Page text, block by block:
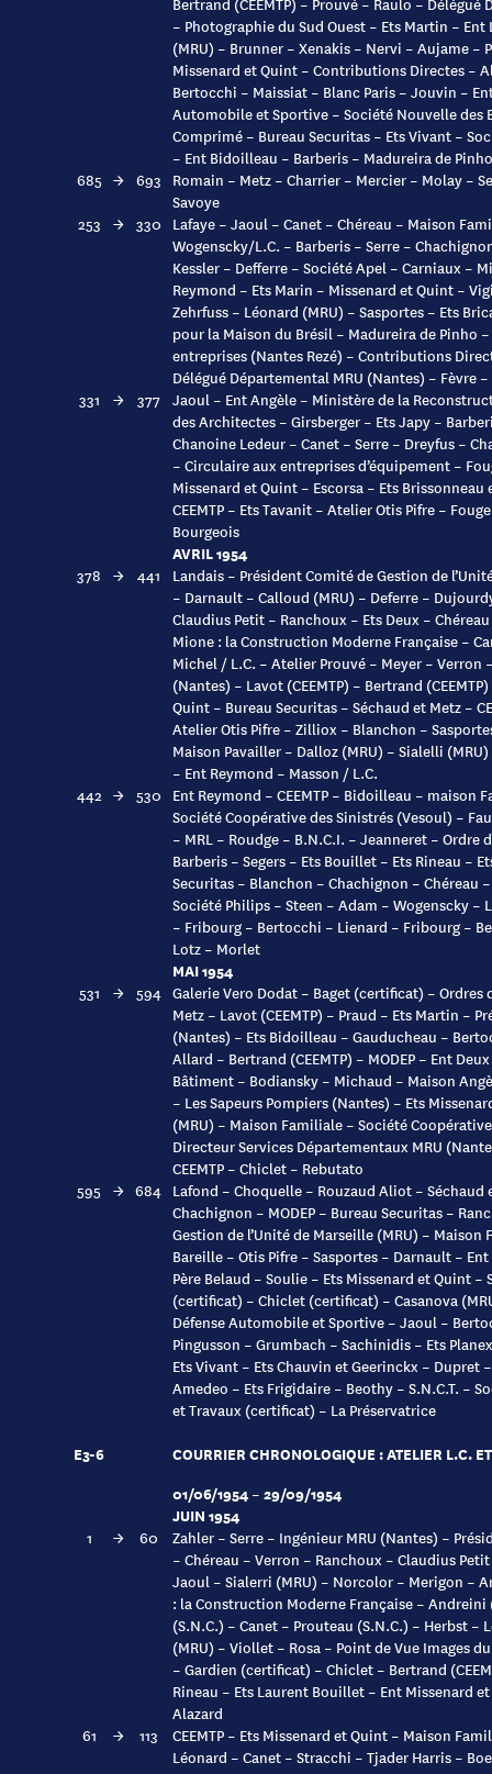
– Photographie du Sud Ouest – Ets Martin –
(MRU) – Brunner – Xenakis – Nervi – Aujame –
Missenard et Quint – Contributions Directes –
Bertocchi – Maissiat – Blanc Paris – Jouvin –
Automobile et Sportive – Société Nouvelle des
Comprimé – Bureau Securitas – Ets Vivant –
– Ent Bidoilleau – Barberis – Madureira de
685 → 693 Romain – Metz – Charrier – Mercier – Molay –
Savoye
253 → 330 Lafaye – Jaoul – Canet – Chéreau – Maison
Wogenscky/L.C. – Barberis – Serre –
Kessler – Defferre – Société Apel – Carniaux –
Reymond – Ets Marin – Missenard et Quint –
Zehrfuss – Léonard (MRU) – Sasportes – Ets
pour la Maison du Brésil – Madureira de Pinho
entreprises (Nantes Rezé) – Contributions
Délégué Départemental MRU (Nantes) – Fèvre
331
→ 377 Jaoul – Ent Angèle – Ministère de la
des Architectes – Girsberger – Ets Japy –
Chanoine Ledeur – Canet – Serre – Dreyfus –
– Circulaire aux entreprises d’équipement –
Missenard et Quint – Escorsa – Ets
CEEMTP – Ets Tavanit – Atelier Otis Pifre –
Bourgeois
AVRIL 1954
378 → 441
Landais – Président Comité de Gestion de
– Darnault – Calloud (MRU) – Deferre –
Claudius Petit – Ranchoux – Ets Deux –
Mione : la Construction Moderne Française –
Michel / L.C. – Atelier Prouvé – Meyer – Verron
(Nantes) – Lavot (CEEMTP) – Bertrand
Quint – Bureau Securitas – Séchaud et Metz –
Atelier Otis Pifre – Zilliox – Blanchon –
Maison Pavailler – Dalloz (MRU) – Sialelli
– Ent Reymond – Masson / L.C.
442 → 530 Ent Reymond – CEEMTP – Bidoilleau – maison
Société Coopérative des Sinistrés (Vesoul) –
– MRL – Roudge – B.N.C.I. – Jeanneret –
Barberis – Segers – Ets Bouillet – Ets Rineau –
Securitas – Blanchon – Chachignon – Chéreau
Société Philips – Steen – Adam – Wogenscky –
– Fribourg – Bertocchi – Lienard – Fribourg –
Lotz – Morlet
MAI 1954
531 → 594 Galerie Vero Dodat – Baget (certificat) – Ordres
Metz – Lavot (CEEMTP) – Praud – Ets Martin –
(Nantes) – Ets Bidoilleau – Gauducheau –
Allard – Bertrand (CEEMTP) – MODEP – Ent
Bâtiment – Bodiansky – Michaud – Maison
– Les Sapeurs Pompiers (Nantes) – Ets
(MRU) – Maison Familiale – Société
Directeur Services Départementaux MRU
CEEMTP – Chiclet – Rebutato
595 → 684 Lafond – Choquelle – Rouzaud Aliot – Séchaud
Chachignon – MODEP – Bureau Securitas –
Gestion de l’Unité de Marseille (MRU) – Maison
Bareille – Otis Pifre – Sasportes – Darnault – Ent
Père Belaud – Soulie – Ets Missenard et Quint
(certificat) – Chiclet (certificat) – Casanova
Défense Automobile et Sportive – Jaoul –
Pingusson – Grumbach – Sachinidis – Ets
Ets Vivant – Ets Chauvin et Geerinckx – Dupret
Amedeo – Ets Frigidaire – Beothy – S.N.C.T. –
et Travaux (certificat) – La Préservatrice
E3-6
COURRIER CHRONOLOGIQUE : ATELIER L.C.
01/06/1954 – 29/09/1954
JUIN 1954
1 → 60
Zahler – Serre – Ingénieur MRU (Nantes) –
– Chéreau – Verron – Ranchoux – Claudius
Jaoul – Sialerri (MRU) – Norcolor – Merigon –
: la Construction Moderne Française –
(S.N.C.) – Canet – Prouteau (S.N.C.) – Herbst –
(MRU) – Viollet – Rosa – Point de Vue Images
– Gardien (certificat) – Chiclet – Bertrand
Rineau – Ets Laurent Bouillet – Ent Missenard
Alazard
61
→ 113
CEEMTP – Ets Missenard et Quint – Maison
Léonard – Canet – Stracchi – Tjader Harris –